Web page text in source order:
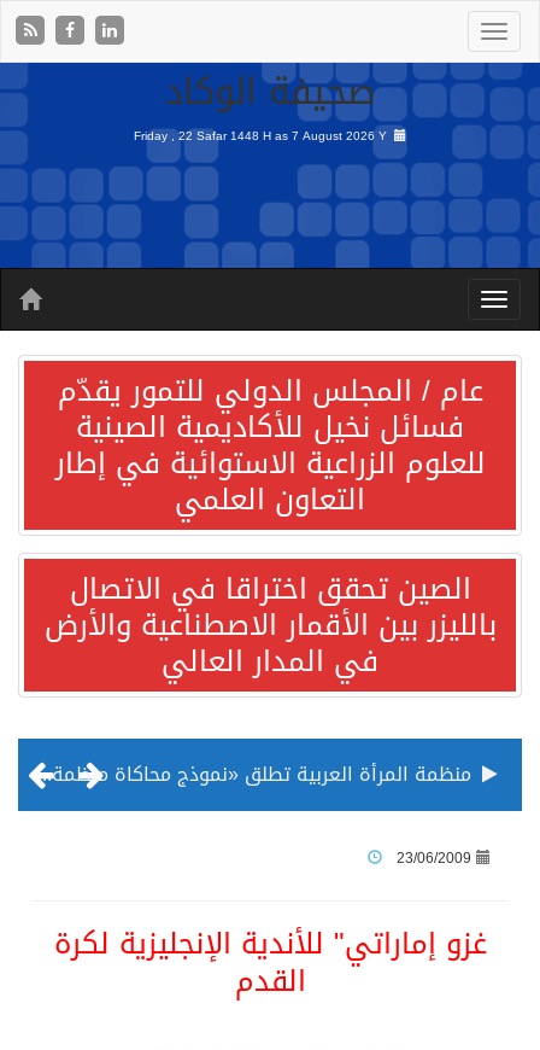
صحيفة الوكاد
Friday , 22 Safar 1448 H as7 August 2026 Y
عام / المجلس الدولي للتمور يقدّم
فسائل نخيل للأكاديمية الصينية
للعلوم الزراعية الاستوائية في إطار
التعاون العلمي
الصين تحقق اختراقا في الاتصال
بالليزر بين الأقمار الاصطناعية والأرض
في المدار العالي
منظمة المرأة العربية تطلق «نموذج محاكاة منظمة المرأة العربية للشباب» بمشاركة 10 دول عربية..غدًا
23/06/2009
غزو إماراتي" للأندية الإنجليزية لكرة
القدم